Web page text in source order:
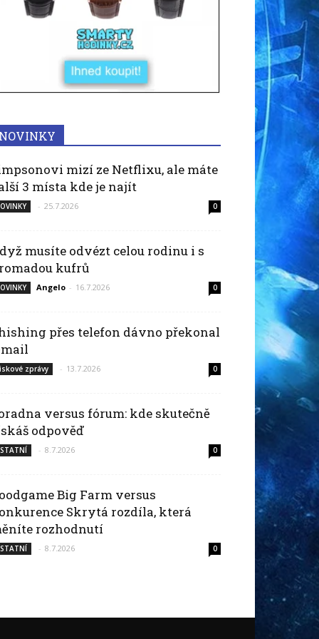
NOVINKY
mizí ze Netflixu, ale máte
3 místa kde je najít
- 25.7.2026 0
musíte odvézt celou rodinu i s
kufrů
Angelo - 16.7.2026 0
přes telefon dávno překonal
zprávy - 13.7.2026 0
versus fórum: kde skutečně
odpověď
- 8.7.2026 0
Big Farm versus
Skrytá rozdíla, která
rozhodnutí
- 8.7.2026 0